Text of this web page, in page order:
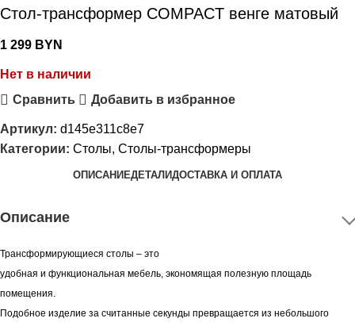
Стол-трансформер COMPACT венге матовый
1 299 BYN
Нет в наличии
Сравнить
Добавить в избранное
Артикул: d145e311c8e7
Категории: Столы, Столы-трансформеры
ОПИСАНИЕДЕТАЛИДОСТАВКА И ОПЛАТА
Описание
Трансформирующиеся столы – это
удобная и функциональная мебель, экономящая полезную площадь
помещения.
Подобное изделие за считанные секунды превращается из небольшого